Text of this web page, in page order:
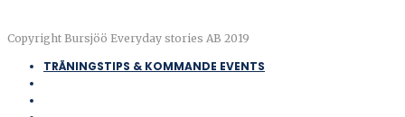
Copyright Bursjöö Everyday stories AB 2019
TRÄNINGSTIPS & KOMMANDE EVENTS